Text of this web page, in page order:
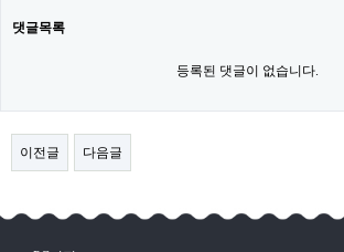
댓글목록
등록된 댓글이 없습니다.
이전글 다음글